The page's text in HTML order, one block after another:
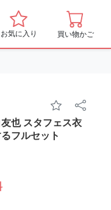
お気に入り 買い物かご
也 スタフェス衣
フルセット